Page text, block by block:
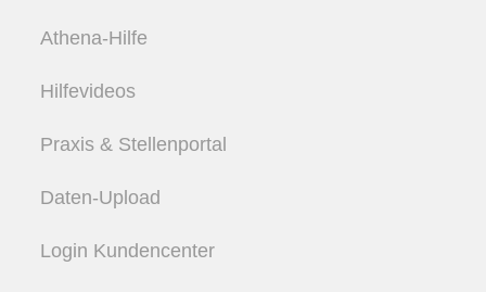
Athena-Hilfe
Hilfevideos
Praxis & Stellenportal
Daten-Upload
Login Kundencenter